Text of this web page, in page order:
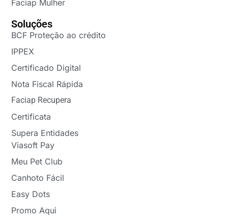
Faciap Mulher
Soluções
BCF Proteção ao crédito
IPPEX
Certificado Digital
Nota Fiscal Rápida
Faciap Recupera
Certificata
Supera Entidades
Viasoft Pay
Meu Pet Club
Canhoto Fácil
Easy Dots
Promo Aqui